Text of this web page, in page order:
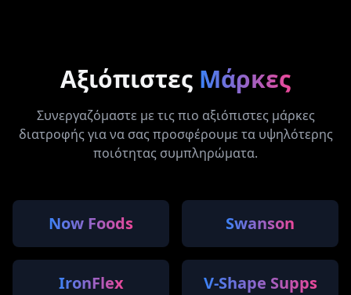
Αξιόπιστες Μάρκες
Συνεργαζόμαστε με τις πιο αξιόπιστες μάρκες
διατροφής για να σας προσφέρουμε τα υψηλότερης
ποιότητας συμπληρώματα.
Now Foods Swanson
IronFlex V-Shape Supps